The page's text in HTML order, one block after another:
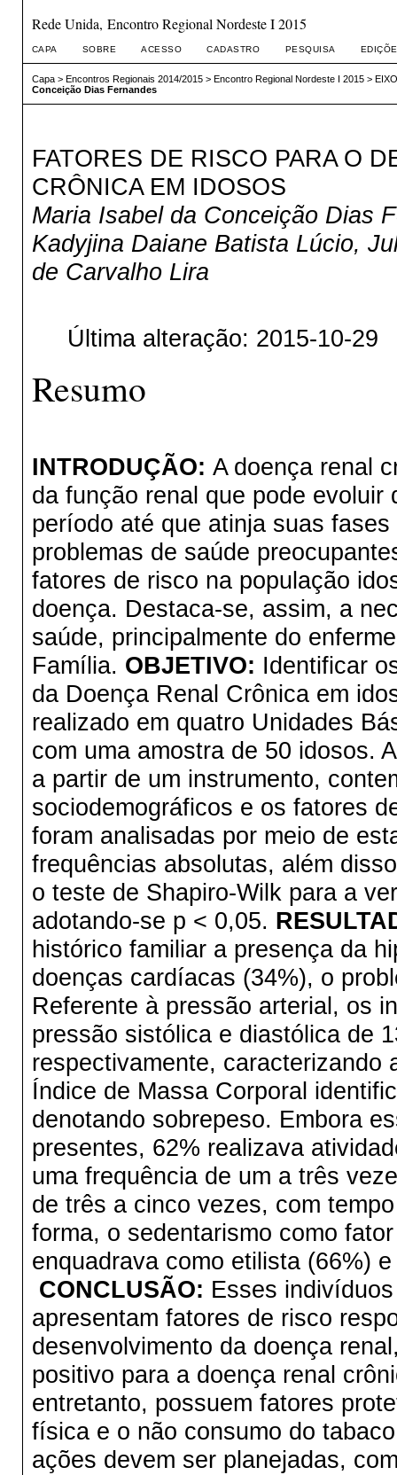
Rede Unida, Encontro Regional Nordeste I 2015
CAPA SOBRE ACESSO CADASTRO PESQUISA
Capa> Encontros Regionais 2014/2015> Encontro Regional Nordeste I 2015>
Conceição Dias Fernandes
FATORES DE RISCO PARA O
CRÔNICA EM IDOSOS
Maria Isabel da Conceição Dias
Kadyjina Daiane Batista Lúcio,
de Carvalho Lira
Última alteração: 2015-10-29
Resumo
INTRODUÇÃO: A doença renal
da função renal que pode
período até que atinja suas
problemas de saúde
fatores de risco na população
doença. Destaca-se, assim, a
saúde, principalmente do
Família. OBJETIVO: Identificar
da Doença Renal Crônica em
realizado em quatro Unidades
com uma amostra de 50 idosos.
a partir de um instrumento,
sociodemográficos e os fatores
foram analisadas por meio de
frequências absolutas, além
o teste de Shapiro-Wilk para a
adotando-se p < 0,05.
histórico familiar a presença da
doenças cardíacas (34%), o
Referente à pressão arterial, os
pressão sistólica e diastólica de
respectivamente, caracterizando
Índice de Massa Corporal
denotando sobrepeso. Embora
presentes, 62% realizava
uma frequência de um a três
de três a cinco vezes, com
forma, o sedentarismo como
enquadrava como etilista (66%)
CONCLUSÃO: Esses
apresentam fatores de risco
desenvolvimento da doença
positivo para a doença renal
entretanto, possuem fatores
física e o não consumo do
ações devem ser planejadas,